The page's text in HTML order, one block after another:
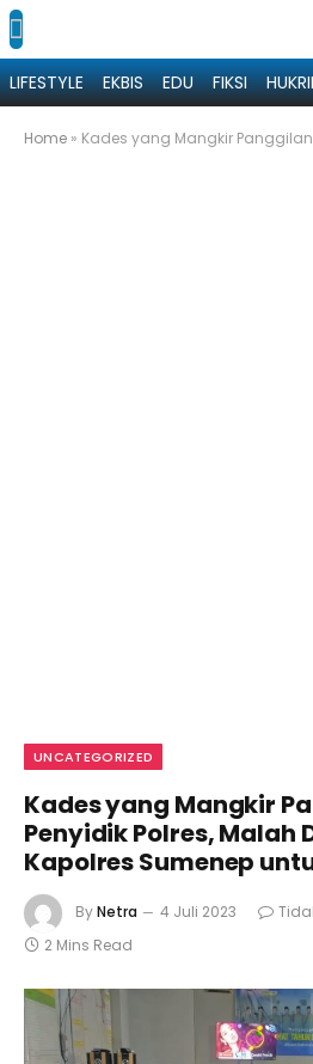
LIFESTYLE EKBIS EDU FIKSI
Home » Kades yang Mangkir Panggilan Penyidik Polres,
UNCATEGORIZED
Kades yang Mangkir
Penyidik Polres, Malah
Kapolres Sumenep
ByNetra 4 Juli 2023
2 Mins Read